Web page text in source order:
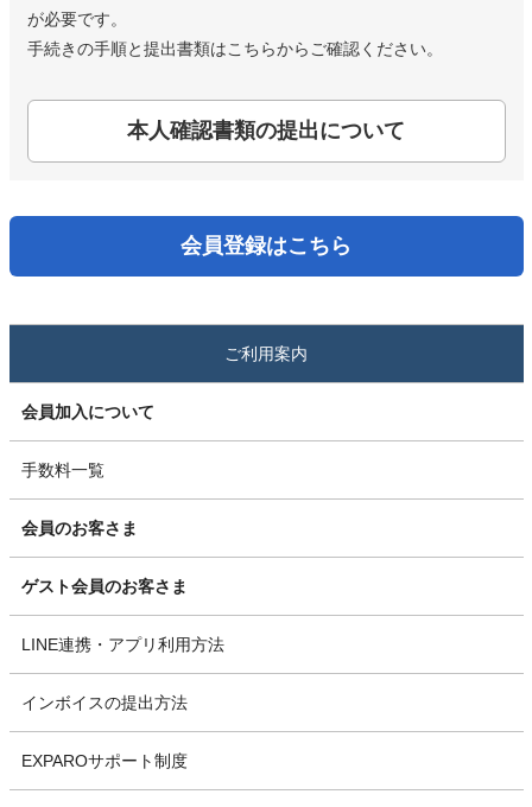
が必要です。
手続きの手順と提出書類はこちらからご確認ください。
本人確認書類の提出について
会員登録はこちら
ご利用案内
会員加入について
手数料一覧
会員のお客さま
ゲスト会員のお客さま
LINE連携・アプリ利用方法
インボイスの提出方法
EXPAROサポート制度